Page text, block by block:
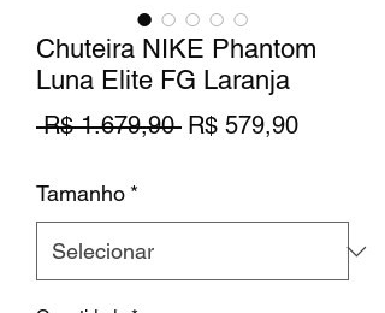
Chuteira NIKE Phantom
Luna Elite FG Laranja
R$ 1.679,90 Preço
R$ 579,90Preço
Tamanho *